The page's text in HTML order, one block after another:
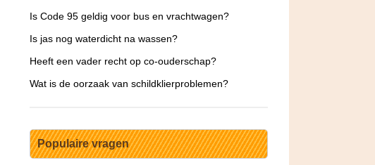
Is Code 95 geldig voor bus en vrachtwagen?
Is jas nog waterdicht na wassen?
Heeft een vader recht op co-ouderschap?
Wat is de oorzaak van schildklierproblemen?
Populaire vragen